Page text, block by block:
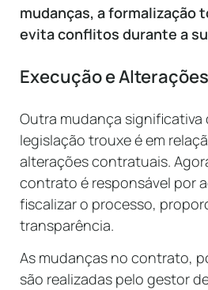
mudanças, a formalização
evita conflitos durante a
Execução e
Outra mudança significativa
legislação trouxe é em
alterações contratuais.
contrato é responsável por
fiscalizar o processo,
transparência.
As mudanças no contrato,
são realizadas pelo gestor